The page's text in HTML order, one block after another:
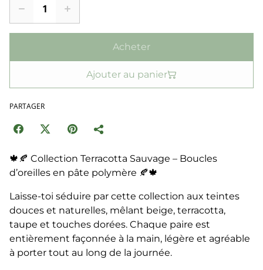
Acheter
Ajouter au panier
PARTAGER
🍁🍂 Collection Terracotta Sauvage – Boucles
d’oreilles en pâte polymère 🍂🍁
Laisse-toi séduire par cette collection aux teintes
douces et naturelles, mêlant beige, terracotta,
taupe et touches dorées. Chaque paire est
entièrement façonnée à la main, légère et agréable
à porter tout au long de la journée.